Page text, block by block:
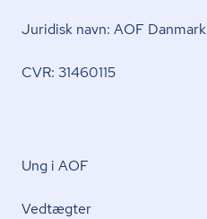
Juridisk navn: AOF Danmark
CVR: 31460115
Ung i AOF
Vedtægter